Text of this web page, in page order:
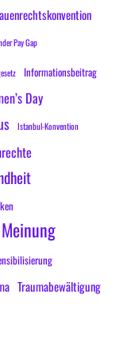
Pay Gap
Informationsbeitrag
Day
Istanbul-Konvention
Traumabewältigung